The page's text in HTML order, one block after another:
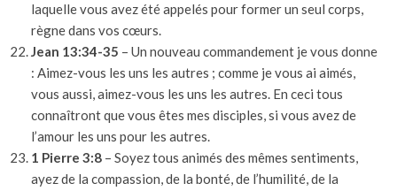
laquelle vous avez été appelés pour former un seul corps,
règne dans vos cœurs.
Jean 13:34-35 – Un nouveau commandement je vous donne
: Aimez-vous les uns les autres ; comme je vous ai aimés,
vous aussi, aimez-vous les uns les autres. En ceci tous
connaîtront que vous êtes mes disciples, si vous avez de
l’amour les uns pour les autres.
1 Pierre 3:8 – Soyez tous animés des mêmes sentiments,
ayez de la compassion, de la bonté, de l’humilité, de la